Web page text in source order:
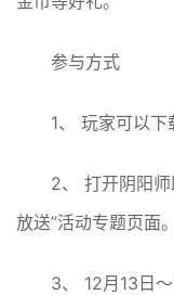
参与方式
1、 玩家可以
2、 打开阴阳
放送”活动专题页面。
3、 12月13日